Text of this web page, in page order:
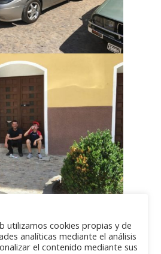
utilizamos cookies propias y de
analíticas mediante el análisis
el contenido mediante sus